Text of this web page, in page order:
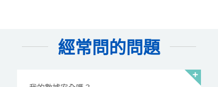
經常問的問題